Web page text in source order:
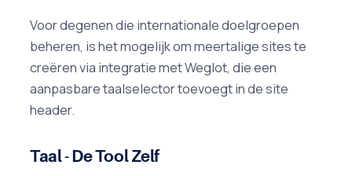
Voor degenen die internationale doelgroepen
beheren, is het mogelijk om meertalige sites te
creëren via integratie met Weglot, die een
aanpasbare taalselector toevoegt in de site
header.
Taal - De Tool Zelf